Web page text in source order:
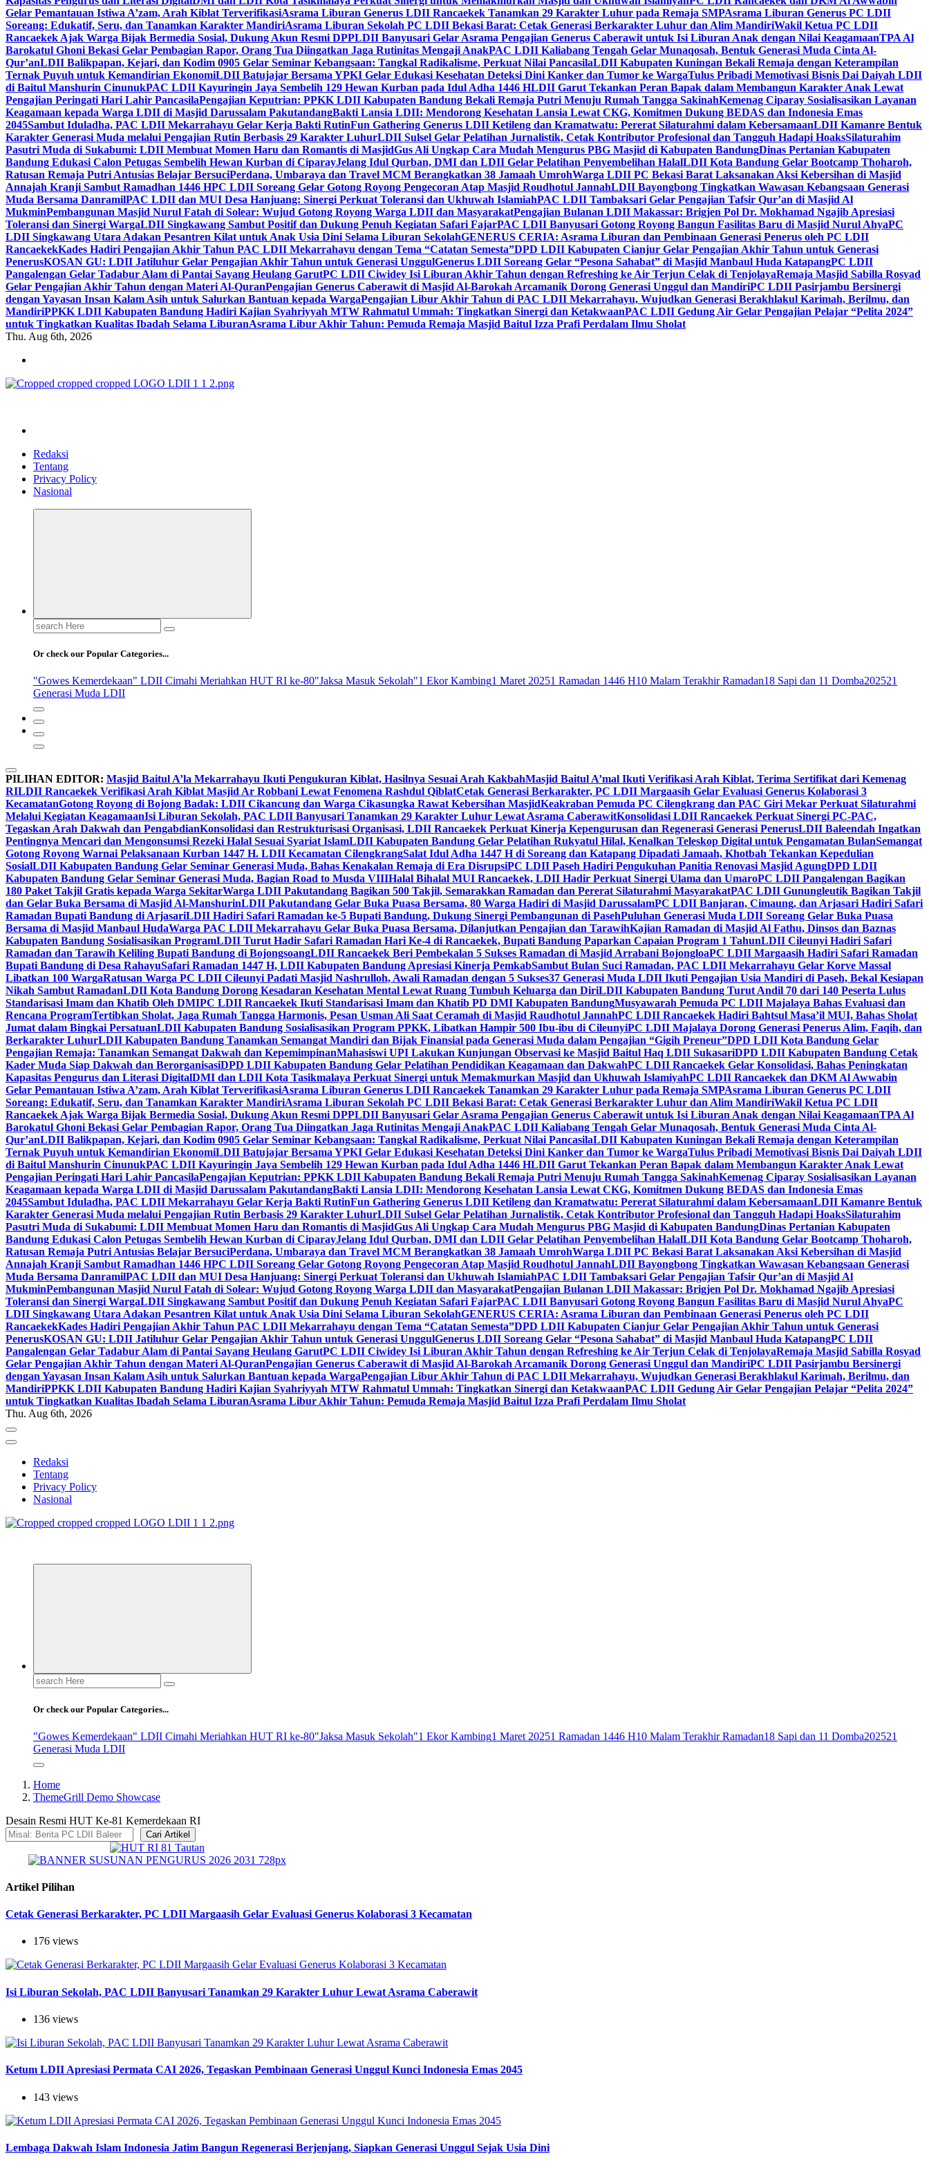
Gelar Pemantauan Istiwa A’zam, Arah Kiblat TerverifikasiAsrama Liburan Generus LDII Rancaekek Tanamkan 29 Karakter Luhur pada Remaja SMPAsrama Liburan Generus PC LDII
Soreang: Edukatif, Seru, dan Tanamkan Karakter MandiriAsrama Liburan Sekolah PC LDII Bekasi Barat: Cetak Generasi Berkarakter Luhur dan Alim MandiriWakil Ketua PC LDII
Rancaekek Ajak Warga Bijak Bermedia Sosial, Dukung Akun Resmi DPPLDII Banyusari Gelar Asrama Pengajian Generus Caberawit untuk Isi Liburan Anak dengan Nilai KeagamaanTPA Al
Barokatul Ghoni Bekasi Gelar Pembagian Rapor, Orang Tua Diingatkan Jaga Rutinitas Mengaji AnakPAC LDII Kaliabang Tengah Gelar Munaqosah, Bentuk Generasi Muda Cinta Al-
Qur’anLDII Balikpapan, Kejari, dan Kodim 0905 Gelar Seminar Kebangsaan: Tangkal Radikalisme, Perkuat Nilai PancasilaLDII Kabupaten Kuningan Bekali Remaja dengan Keterampilan
Ternak Puyuh untuk Kemandirian EkonomiLDII Batujajar Bersama YPKI Gelar Edukasi Kesehatan Deteksi Dini Kanker dan Tumor ke WargaTulus Pribadi Memotivasi Bisnis Dai Daiyah LDII
di Baitul Manshurin CinunukPAC LDII Kayuringin Jaya Sembelih 129 Hewan Kurban pada Idul Adha 1446 HLDII Garut Tekankan Peran Bapak dalam Membangun Karakter Anak Lewat
Pengajian Peringati Hari Lahir PancasilaPengajian Keputrian: PPKK LDII Kabupaten Bandung Bekali Remaja Putri Menuju Rumah Tangga SakinahKemenag Ciparay Sosialisasikan Layanan
Keagamaan kepada Warga LDII di Masjid Darussalam PakutandangBakti Lansia LDII: Mendorong Kesehatan Lansia Lewat CKG, Komitmen Dukung BEDAS dan Indonesia Emas
2045Sambut Iduladha, PAC LDII Mekarrahayu Gelar Kerja Bakti RutinFun Gathering Generus LDII Ketileng dan Kramatwatu: Pererat Silaturahmi dalam KebersamaanLDII Kamanre Bentuk
Karakter Generasi Muda melalui Pengajian Rutin Berbasis 29 Karakter LuhurLDII Sulsel Gelar Pelatihan Jurnalistik, Cetak Kontributor Profesional dan Tangguh Hadapi HoaksSilaturahim
Pasutri Muda di Sukabumi: LDII Membuat Momen Haru dan Romantis di MasjidGus Ali Ungkap Cara Mudah Mengurus PBG Masjid di Kabupaten BandungDinas Pertanian Kabupaten
Bandung Edukasi Calon Petugas Sembelih Hewan Kurban di CiparayJelang Idul Qurban, DMI dan LDII Gelar Pelatihan Penyembelihan HalalLDII Kota Bandung Gelar Bootcamp Thoharoh,
Ratusan Remaja Putri Antusias Belajar BersuciPerdana, Umbaraya dan Travel MCM Berangkatkan 38 Jamaah UmrohWarga LDII PC Bekasi Barat Laksanakan Aksi Kebersihan di Masjid
Annajah Kranji Sambut Ramadhan 1446 HPC LDII Soreang Gelar Gotong Royong Pengecoran Atap Masjid Roudhotul JannahLDII Bayongbong Tingkatkan Wawasan Kebangsaan Generasi
Muda Bersama DanramilPAC LDII dan MUI Desa Hanjuang: Sinergi Perkuat Toleransi dan Ukhuwah IslamiahPAC LDII Tambaksari Gelar Pengajian Tafsir Qur’an di Masjid Al
MukminPembangunan Masjid Nurul Fatah di Solear: Wujud Gotong Royong Warga LDII dan MasyarakatPengajian Bulanan LDII Makassar: Brigjen Pol Dr. Mokhamad Ngajib Apresiasi
Toleransi dan Sinergi WargaLDII Singkawang Sambut Positif dan Dukung Penuh Kegiatan Safari FajarPAC LDII Banyusari Gotong Royong Bangun Fasilitas Baru di Masjid Nurul AhyaPC
LDII Singkawang Utara Adakan Pesantren Kilat untuk Anak Usia Dini Selama Liburan SekolahGENERUS CERIA: Asrama Liburan dan Pembinaan Generasi Penerus oleh PC LDII
RancaekekKades Hadiri Pengajian Akhir Tahun PAC LDII Mekarrahayu dengan Tema “Catatan Semesta”DPD LDII Kabupaten Cianjur Gelar Pengajian Akhir Tahun untuk Generasi
PenerusKOSAN GU: LDII Jatiluhur Gelar Pengajian Akhir Tahun untuk Generasi UnggulGenerus LDII Soreang Gelar “Pesona Sahabat” di Masjid Manbaul Huda KatapangPC LDII
Pangalengan Gelar Tadabur Alam di Pantai Sayang Heulang GarutPC LDII Ciwidey Isi Liburan Akhir Tahun dengan Refreshing ke Air Terjun Celak di TenjolayaRemaja Masjid Sabilla Rosyad
Gelar Pengajian Akhir Tahun dengan Materi Al-QuranPengajian Generus Caberawit di Masjid Al-Barokah Arcamanik Dorong Generasi Unggul dan MandiriPC LDII Pasirjambu Bersinergi
dengan Yayasan Insan Kalam Asih untuk Salurkan Bantuan kepada WargaPengajian Libur Akhir Tahun di PAC LDII Mekarrahayu, Wujudkan Generasi Berakhlakul Karimah, Berilmu, dan
MandiriPPKK LDII Kabupaten Bandung Hadiri Kajian Syahriyyah MTW Rahmatul Ummah: Tingkatkan Sinergi dan KetakwaanPAC LDII Gedung Air Gelar Pengajian Pelajar “Pelita 2024”
untuk Tingkatkan Kualitas Ibadah Selama LiburanAsrama Libur Akhir Tahun: Pemuda Remaja Masjid Baitul Izza Prafi Perdalam Ilmu Sholat
Thu. Aug 6th, 2026
Redaksi
Tentang
Privacy Policy
Nasional
Search
for:
Or check our Popular Categories...
"Gowes Kemerdekaan" LDII Cimahi Meriahkan HUT RI ke-80"Jaksa Masuk Sekolah"1 Ekor Kambing1 Maret 20251 Ramadan 1446 H10 Malam Terakhir Ramadan18 Sapi dan 11 Domba202521
Generasi Muda LDII
PILIHAN EDITOR: Masjid Baitul A’la Mekarrahayu Ikuti Pengukuran Kiblat, Hasilnya Sesuai Arah KakbahMasjid Baitul A’mal Ikuti Verifikasi Arah Kiblat, Terima Sertifikat dari Kemenag
RILDII Rancaekek Verifikasi Arah Kiblat Masjid Ar Robbani Lewat Fenomena Rashdul QiblatCetak Generasi Berkarakter, PC LDII Margaasih Gelar Evaluasi Generus Kolaborasi 3
KecamatanGotong Royong di Bojong Badak: LDII Cikancung dan Warga Cikasungka Rawat Kebersihan MasjidKeakraban Pemuda PC Cilengkrang dan PAC Giri Mekar Perkuat Silaturahmi
Melalui Kegiatan KeagamaanIsi Liburan Sekolah, PAC LDII Banyusari Tanamkan 29 Karakter Luhur Lewat Asrama CaberawitKonsolidasi LDII Rancaekek Perkuat Sinergi PC-PAC,
Tegaskan Arah Dakwah dan PengabdianKonsolidasi dan Restrukturisasi Organisasi, LDII Rancaekek Perkuat Kinerja Kepengurusan dan Regenerasi Generasi PenerusLDII Baleendah Ingatkan
Pentingnya Mencari dan Mengonsumsi Rezeki Halal Sesuai Syariat IslamLDII Kabupaten Bandung Gelar Pelatihan Rukyatul Hilal, Kenalkan Teleskop Digital untuk Pengamatan BulanSemangat
Gotong Royong Warnai Pelaksanaan Kurban 1447 H. LDII Kecamatan CilengkrangSalat Idul Adha 1447 H di Soreang dan Katapang Dipadati Jamaah, Khotbah Tekankan Kepedulian
SosialLDII Kabupaten Bandung Gelar Seminar Generasi Muda, Bahas Kenakalan Remaja di Era DisrupsiPC LDII Paseh Hadiri Pengukuhan Panitia Renovasi Masjid AgungDPD LDII
Kabupaten Bandung Gelar Seminar Generasi Muda, Bagian Road to Musda VIIIHalal Bihalal MUI Rancaekek, LDII Hadir Perkuat Sinergi Ulama dan UmaroPC LDII Pangalengan Bagikan
180 Paket Takjil Gratis kepada Warga SekitarWarga LDII Pakutandang Bagikan 500 Takjil, Semarakkan Ramadan dan Pererat Silaturahmi MasyarakatPAC LDII Gunungleutik Bagikan Takjil
dan Gelar Buka Bersama di Masjid Al-ManshurinLDII Pakutandang Gelar Buka Puasa Bersama, 80 Warga Hadiri di Masjid DarussalamPC LDII Banjaran, Cimaung, dan Arjasari Hadiri Safari
Ramadan Bupati Bandung di ArjasariLDII Hadiri Safari Ramadan ke-5 Bupati Bandung, Dukung Sinergi Pembangunan di PasehPuluhan Generasi Muda LDII Soreang Gelar Buka Puasa
Bersama di Masjid Manbaul HudaWarga PAC LDII Mekarrahayu Gelar Buka Puasa Bersama, Dilanjutkan Pengajian dan TarawihKajian Ramadan di Masjid Al Fathu, Dinsos dan Baznas
Kabupaten Bandung Sosialisasikan ProgramLDII Turut Hadir Safari Ramadan Hari Ke-4 di Rancaekek, Bupati Bandung Paparkan Capaian Program 1 TahunLDII Cileunyi Hadiri Safari
Ramadan dan Tarawih Keliling Bupati Bandung di BojongsoangLDII Rancaekek Beri Pembekalan 5 Sukses Ramadan di Masjid Arrabani BojongloaPC LDII Margaasih Hadiri Safari Ramadan
Bupati Bandung di Desa RahayuSafari Ramadan 1447 H, LDII Kabupaten Bandung Apresiasi Kinerja PemkabSambut Bulan Suci Ramadan, PAC LDII Mekarrahayu Gelar Korve Massal
Libatkan 100 WargaRatusan Warga PC LDII Cileunyi Padati Masjid Nashrulloh, Awali Ramadan dengan 5 Sukses37 Generasi Muda LDII Ikuti Pengajian Usia Mandiri di Paseh, Bekal Kesiapan
Nikah Sambut RamadanLDII Kota Bandung Dorong Kesadaran Kesehatan Mental Lewat Ruang Tumbuh Keluarga dan DiriLDII Kabupaten Bandung Turut Andil 70 dari 140 Peserta Lulus
Standarisasi Imam dan Khatib Oleh DMIPC LDII Rancaekek Ikuti Standarisasi Imam dan Khatib PD DMI Kabupaten BandungMusyawarah Pemuda PC LDII Majalaya Bahas Evaluasi dan
Rencana ProgramTertibkan Sholat, Jaga Rumah Tangga Harmonis, Pesan Usman Ali Saat Ceramah di Masjid Raudhotul JannahPC LDII Rancaekek Hadiri Bahtsul Masa’il MUI, Bahas Sholat
Jumat dalam Bingkai PersatuanLDII Kabupaten Bandung Sosialisasikan Program PPKK, Libatkan Hampir 500 Ibu-ibu di CileunyiPC LDII Majalaya Dorong Generasi Penerus Alim, Faqih, dan
Berkarakter LuhurLDII Kabupaten Bandung Tanamkan Semangat Mandiri dan Bijak Finansial pada Generasi Muda dalam Pengajian “Gigih Preneur”DPD LDII Kota Bandung Gelar
Pengajian Remaja: Tanamkan Semangat Dakwah dan KepemimpinanMahasiswi UPI Lakukan Kunjungan Observasi ke Masjid Baitul Haq LDII SukasariDPD LDII Kabupaten Bandung Cetak
Kader Muda Siap Dakwah dan BerorganisasiDPD LDII Kabupaten Bandung Gelar Pelatihan Pendidikan Keagamaan dan DakwahPC LDII Rancaekek Gelar Konsolidasi, Bahas Peningkatan
Kapasitas Pengurus dan Literasi DigitalDMI dan LDII Kota Tasikmalaya Perkuat Sinergi untuk Memakmurkan Masjid dan Ukhuwah IslamiyahPC LDII Rancaekek dan DKM Al Awwabin
Gelar Pemantauan Istiwa A’zam, Arah Kiblat TerverifikasiAsrama Liburan Generus LDII Rancaekek Tanamkan 29 Karakter Luhur pada Remaja SMPAsrama Liburan Generus PC LDII
Soreang: Edukatif, Seru, dan Tanamkan Karakter MandiriAsrama Liburan Sekolah PC LDII Bekasi Barat: Cetak Generasi Berkarakter Luhur dan Alim MandiriWakil Ketua PC LDII
Rancaekek Ajak Warga Bijak Bermedia Sosial, Dukung Akun Resmi DPPLDII Banyusari Gelar Asrama Pengajian Generus Caberawit untuk Isi Liburan Anak dengan Nilai KeagamaanTPA Al
Barokatul Ghoni Bekasi Gelar Pembagian Rapor, Orang Tua Diingatkan Jaga Rutinitas Mengaji AnakPAC LDII Kaliabang Tengah Gelar Munaqosah, Bentuk Generasi Muda Cinta Al-
Qur’anLDII Balikpapan, Kejari, dan Kodim 0905 Gelar Seminar Kebangsaan: Tangkal Radikalisme, Perkuat Nilai PancasilaLDII Kabupaten Kuningan Bekali Remaja dengan Keterampilan
Ternak Puyuh untuk Kemandirian EkonomiLDII Batujajar Bersama YPKI Gelar Edukasi Kesehatan Deteksi Dini Kanker dan Tumor ke WargaTulus Pribadi Memotivasi Bisnis Dai Daiyah LDII
di Baitul Manshurin CinunukPAC LDII Kayuringin Jaya Sembelih 129 Hewan Kurban pada Idul Adha 1446 HLDII Garut Tekankan Peran Bapak dalam Membangun Karakter Anak Lewat
Pengajian Peringati Hari Lahir PancasilaPengajian Keputrian: PPKK LDII Kabupaten Bandung Bekali Remaja Putri Menuju Rumah Tangga SakinahKemenag Ciparay Sosialisasikan Layanan
Keagamaan kepada Warga LDII di Masjid Darussalam PakutandangBakti Lansia LDII: Mendorong Kesehatan Lansia Lewat CKG, Komitmen Dukung BEDAS dan Indonesia Emas
2045Sambut Iduladha, PAC LDII Mekarrahayu Gelar Kerja Bakti RutinFun Gathering Generus LDII Ketileng dan Kramatwatu: Pererat Silaturahmi dalam KebersamaanLDII Kamanre Bentuk
Karakter Generasi Muda melalui Pengajian Rutin Berbasis 29 Karakter LuhurLDII Sulsel Gelar Pelatihan Jurnalistik, Cetak Kontributor Profesional dan Tangguh Hadapi HoaksSilaturahim
Pasutri Muda di Sukabumi: LDII Membuat Momen Haru dan Romantis di MasjidGus Ali Ungkap Cara Mudah Mengurus PBG Masjid di Kabupaten BandungDinas Pertanian Kabupaten
Bandung Edukasi Calon Petugas Sembelih Hewan Kurban di CiparayJelang Idul Qurban, DMI dan LDII Gelar Pelatihan Penyembelihan HalalLDII Kota Bandung Gelar Bootcamp Thoharoh,
Ratusan Remaja Putri Antusias Belajar BersuciPerdana, Umbaraya dan Travel MCM Berangkatkan 38 Jamaah UmrohWarga LDII PC Bekasi Barat Laksanakan Aksi Kebersihan di Masjid
Annajah Kranji Sambut Ramadhan 1446 HPC LDII Soreang Gelar Gotong Royong Pengecoran Atap Masjid Roudhotul JannahLDII Bayongbong Tingkatkan Wawasan Kebangsaan Generasi
Muda Bersama DanramilPAC LDII dan MUI Desa Hanjuang: Sinergi Perkuat Toleransi dan Ukhuwah IslamiahPAC LDII Tambaksari Gelar Pengajian Tafsir Qur’an di Masjid Al
MukminPembangunan Masjid Nurul Fatah di Solear: Wujud Gotong Royong Warga LDII dan MasyarakatPengajian Bulanan LDII Makassar: Brigjen Pol Dr. Mokhamad Ngajib Apresiasi
Toleransi dan Sinergi WargaLDII Singkawang Sambut Positif dan Dukung Penuh Kegiatan Safari FajarPAC LDII Banyusari Gotong Royong Bangun Fasilitas Baru di Masjid Nurul AhyaPC
LDII Singkawang Utara Adakan Pesantren Kilat untuk Anak Usia Dini Selama Liburan SekolahGENERUS CERIA: Asrama Liburan dan Pembinaan Generasi Penerus oleh PC LDII
RancaekekKades Hadiri Pengajian Akhir Tahun PAC LDII Mekarrahayu dengan Tema “Catatan Semesta”DPD LDII Kabupaten Cianjur Gelar Pengajian Akhir Tahun untuk Generasi
PenerusKOSAN GU: LDII Jatiluhur Gelar Pengajian Akhir Tahun untuk Generasi UnggulGenerus LDII Soreang Gelar “Pesona Sahabat” di Masjid Manbaul Huda KatapangPC LDII
Pangalengan Gelar Tadabur Alam di Pantai Sayang Heulang GarutPC LDII Ciwidey Isi Liburan Akhir Tahun dengan Refreshing ke Air Terjun Celak di TenjolayaRemaja Masjid Sabilla Rosyad
Gelar Pengajian Akhir Tahun dengan Materi Al-QuranPengajian Generus Caberawit di Masjid Al-Barokah Arcamanik Dorong Generasi Unggul dan MandiriPC LDII Pasirjambu Bersinergi
dengan Yayasan Insan Kalam Asih untuk Salurkan Bantuan kepada WargaPengajian Libur Akhir Tahun di PAC LDII Mekarrahayu, Wujudkan Generasi Berakhlakul Karimah, Berilmu, dan
MandiriPPKK LDII Kabupaten Bandung Hadiri Kajian Syahriyyah MTW Rahmatul Ummah: Tingkatkan Sinergi dan KetakwaanPAC LDII Gedung Air Gelar Pengajian Pelajar “Pelita 2024”
untuk Tingkatkan Kualitas Ibadah Selama LiburanAsrama Libur Akhir Tahun: Pemuda Remaja Masjid Baitul Izza Prafi Perdalam Ilmu Sholat
Thu. Aug 6th, 2026
Redaksi
Tentang
Privacy Policy
Nasional
Search
for:
Or check our Popular Categories...
"Gowes Kemerdekaan" LDII Cimahi Meriahkan HUT RI ke-80"Jaksa Masuk Sekolah"1 Ekor Kambing1 Maret 20251 Ramadan 1446 H10 Malam Terakhir Ramadan18 Sapi dan 11 Domba202521
Generasi Muda LDII
Home
ThemeGrill Demo Showcase
Desain Resmi HUT Ke-81 Kemerdekaan RI
Cari Artikel
Artikel Pilihan
Cetak Generasi Berkarakter, PC LDII Margaasih Gelar Evaluasi Generus Kolaborasi 3 Kecamatan
176 views
Isi Liburan Sekolah, PAC LDII Banyusari Tanamkan 29 Karakter Luhur Lewat Asrama Caberawit
136 views
Ketum LDII Apresiasi Permata CAI 2026, Tegaskan Pembinaan Generasi Unggul Kunci Indonesia Emas 2045
143 views
Lembaga Dakwah Islam Indonesia Jatim Bangun Regenerasi Berjenjang, Siapkan Generasi Unggul Sejak Usia Dini